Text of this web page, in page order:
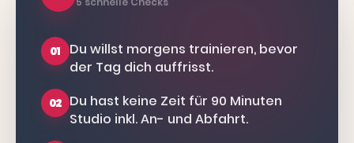
01
Du willst morgens trainieren, bevor
der Tag dich auffrisst.
02 Du hast keine Zeit für 90 Minuten
Studio inkl. An- und Abfahrt.